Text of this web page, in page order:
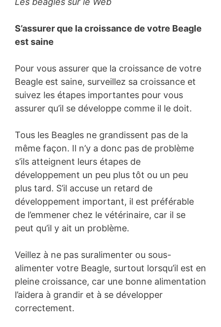
S’assurer que la croissance de votre Beagle
est saine
Pour vous assurer que la croissance de votre
Beagle est saine, surveillez sa croissance et
suivez les étapes importantes pour vous
assurer qu’il se développe comme il le doit.
Tous les Beagles ne grandissent pas de la
même façon. Il n’y a donc pas de problème
s’ils atteignent leurs étapes de
développement un peu plus tôt ou un peu
plus tard. S’il accuse un retard de
développement important, il est préférable
de l’emmener chez le vétérinaire, car il se
peut qu’il y ait un problème.
Veillez à ne pas suralimenter ou sous-
alimenter votre Beagle, surtout lorsqu’il est en
pleine croissance, car une bonne alimentation
l’aidera à grandir et à se développer
correctement.